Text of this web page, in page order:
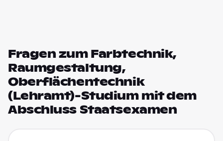
Fragen zum Farbtechnik,
Raumgestaltung,
Oberflächentechnik
(Lehramt)-Studium mit dem
Abschluss Staatsexamen